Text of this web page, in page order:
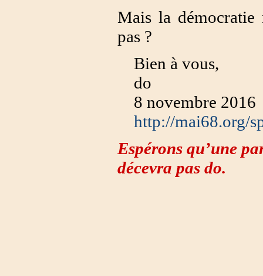
Mais la
pas ?
Bien à vous,
do
8 novembre 2016
http://mai68.org/
Espérons qu’une
décevra pas do.